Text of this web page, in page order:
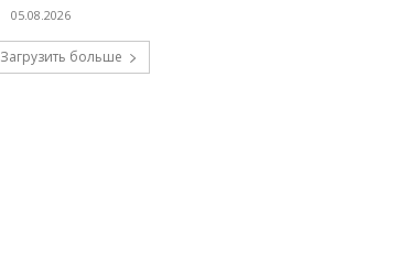
05.08.2026
Загрузить больше